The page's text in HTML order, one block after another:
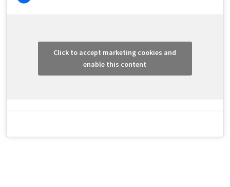
Click to accept marketing cookies and
enable this content